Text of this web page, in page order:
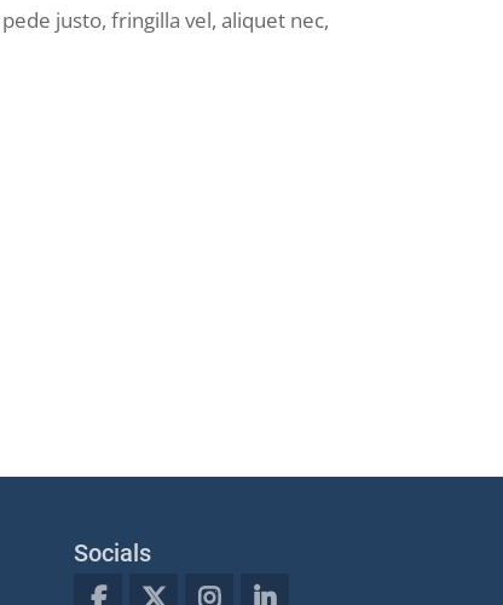
justo, fringilla vel, aliquet nec,
Socials